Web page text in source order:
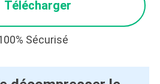
Télécharger
Sécurisé